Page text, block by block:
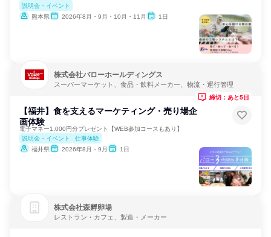
説明会・イベント
熊本県
2026年8月・9月・10月・11月 1日
株式会社バローホールディングス
スーパーマーケット、食品・飲料メーカー、物流・運行管理
【福井】食を支えるマーケティング・売り場企
画体験
電子マネー1,000円分プレゼント【WEB参加コースもあり】
説明会・イベント
仕事体験
福井県
2026年8月・9月 1日
締切：あと5日
株式会社森孵卵場
レストラン・カフェ、製造・メーカー